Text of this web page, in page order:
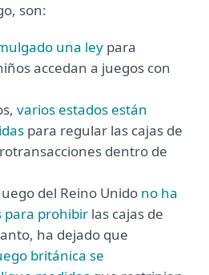
son:
una ley para
accedan a juegos con
varios estados están
para regular las cajas de
dentro de
del Reino Unido no ha
para prohibir las cajas de
ha dejado que
británica se